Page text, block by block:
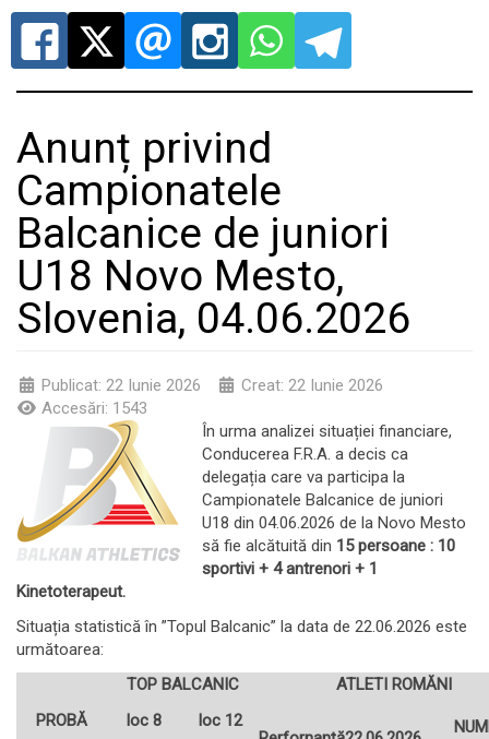
Anunț privind
Campionatele
Balcanice de juniori
U18 Novo Mesto,
Slovenia, 04.06.2026
Publicat: 22 Iunie 2026
Creat: 22 Iunie 2026
Accesări: 1543
În urma analizei situației financiare,
Conducerea F.R.A. a decis ca
delegația care va participa la
Campionatele Balcanice de juniori
U18 din 04.06.2026 de la Novo Mesto
să fie alcătuită din 15 persoane : 10
sportivi + 4 antrenori + 1
Kinetoterapeut.
Situația statistică în ”Topul Balcanic” la data de 22.06.2026 este
următoarea:
PROBĂ
TOP BALCANIC
ATLETI ROMĂNI
loc 8
loc 12